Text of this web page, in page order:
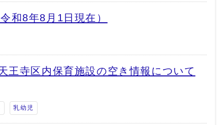
和8年8月1日現在）
王寺区内保育施設の空き情報について
乳幼児